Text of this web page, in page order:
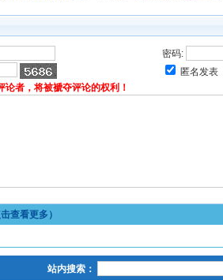
密码:
匿名发表
者，将被褫夺评论的权利！
查看更多）
站内搜索：